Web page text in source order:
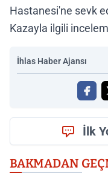
Hastanesi'ne sevk
Kazayla ilgili
İhlas Haber Ajansı
İlk
BAKMADAN